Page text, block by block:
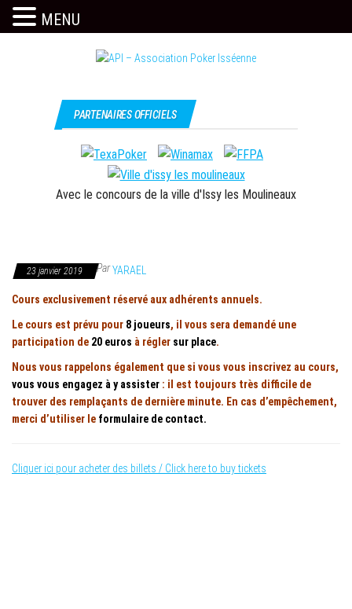
Association
Isséenne
c'est
l'API
PARTENAIRES OFFICIELS
Avec le concours de la ville d'Issy les Moulineaux
23 janvier 2019 ParYARAEL
Cours exclusivement réservé aux adhérents annuels.
Le cours est prévu pour 8 joueurs, il vous sera demandé une
participation de 20 euros à régler sur place.
Nous vous rappelons également que si vous vous inscrivez au cours,
vous vous engagez à y assister : il est toujours très difficile de
trouver des remplaçants de dernière minute. En cas d’empêchement,
merci d’utiliser le formulaire de contact.
Cliquer ici pour acheter des billets / Click here to buy tickets
MENU